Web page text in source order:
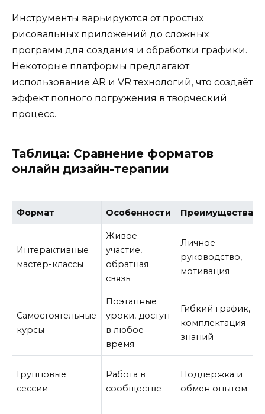
Инструменты варьируются от простых
рисовальных приложений до сложных
программ для создания и обработки графики.
Некоторые платформы предлагают
использование AR и VR технологий, что создаёт
эффект полного погружения в творческий
процесс.
Таблица: Сравнение форматов
онлайн дизайн-терапии
Формат Особенности Преимущества
Интерактивные
мастер-классы
Живое
участие,
обратная
связь
Личное
руководство,
мотивация
Самостоятельные
курсы
Поэтапные
уроки, доступ
в любое
время
Гибкий график,
комплектация
знаний
Групповые
сессии
Работа в
сообществе
Поддержка и
обмен опытом